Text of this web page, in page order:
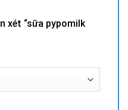
xét “sữa pypomilk